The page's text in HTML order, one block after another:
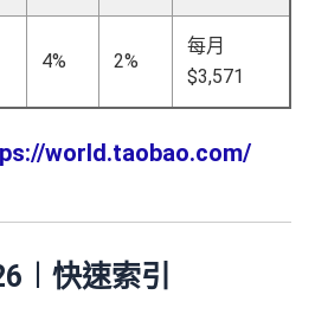
4% 2%
每月
$3,571
world.taobao.com/
快速索引